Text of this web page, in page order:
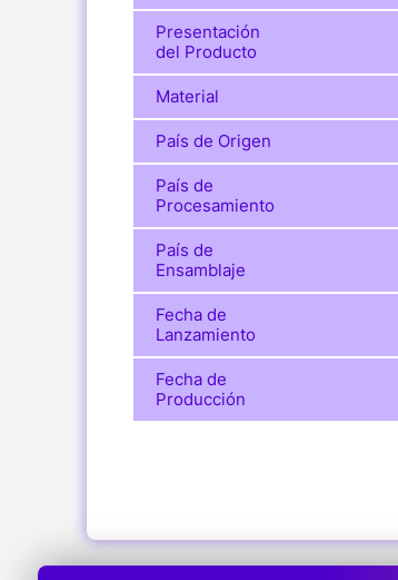
Presentación
del Producto
Material
País de Origen
País de
Procesamiento
País de
Ensamblaje
Fecha de
Lanzamiento
Fecha de
Producción